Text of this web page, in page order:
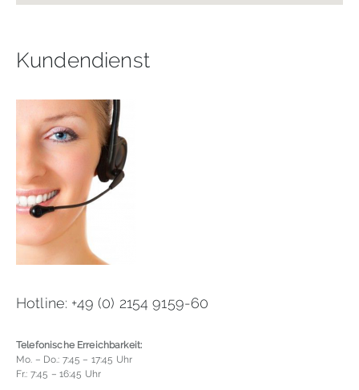
Kundendienst
Hotline: +49 (0) 2154 9159-60
Telefonische Erreichbarkeit:
Mo. – Do.: 7:45 – 17:45 Uhr
Fr.: 7:45 – 16:45 Uhr